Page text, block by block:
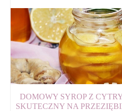
DOMOWY SYROP Z
SKUTECZNY NA